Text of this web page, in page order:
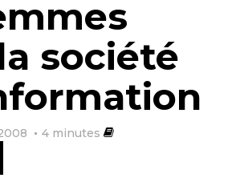
société
4 minutes
SUR FACEBOOK
SUR LINKEDIN